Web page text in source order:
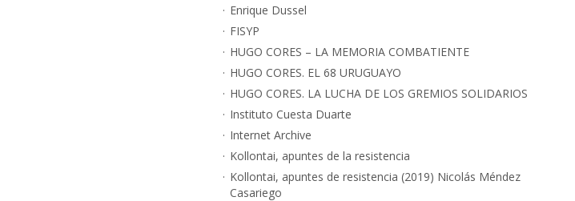
Enrique Dussel
FISYP
HUGO CORES – LA MEMORIA COMBATIENTE
HUGO CORES. EL 68 URUGUAYO
HUGO CORES. LA LUCHA DE LOS GREMIOS SOLIDARIOS
Instituto Cuesta Duarte
Internet Archive
Kollontai, apuntes de la resistencia
Kollontai, apuntes de resistencia (2019) Nicolás Méndez
Casariego